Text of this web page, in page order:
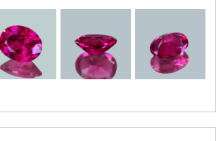
ご注文手続き
カートを見る